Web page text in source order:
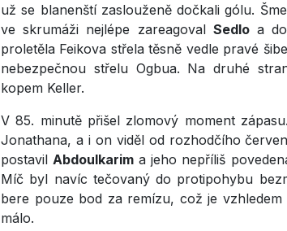
už se blanenští zaslouženě dočkali gólu.
ve skrumáži nejlépe zareagoval Sedloa
proletěla Feikova střela těsně vedle pravé
nebezpečnou střelu Ogbua. Na druhé
kopem Keller.
V 85. minutě přišel zlomový moment
Jonathana, a i on viděl od rozhodčího
postavil Abdoulkarim a jeho nepříliš
Míč byl navíc tečovaný do protipohybu
bere pouze bod za remízu, což je
málo.